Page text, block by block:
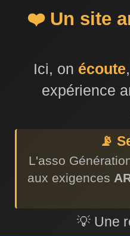
❤️ Un site
Ici, on écoute
expérience
📡
L'asso
aux exigences
💡 Une